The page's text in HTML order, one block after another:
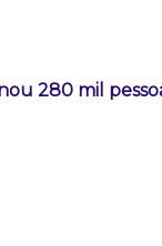
280 mil